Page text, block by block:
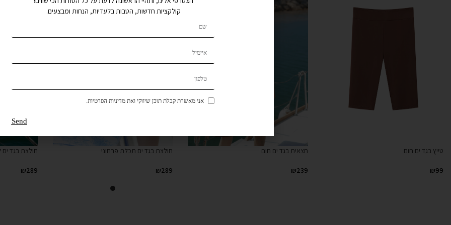
טייץ בגד ים חום
₪99
חצאית בגד ים חום
₪239
חולצת בגד ים תכלת פרחוני
₪289
חולצת בגד ים
₪289
קולקציות חדשות, הטבות בלעדיות, הנחות ומבצעים.
אני מאשרת קבלת תוכן שיווקי ואת מדיניות הפרטיות.
Send